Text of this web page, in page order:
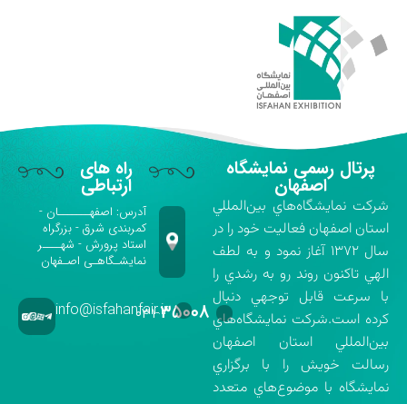
پرتال رسمی نمایشگاه
اصفهان
شركت نمايشگاه‌هاي بين‌المللي
استان اصفهان فعاليت خود را در
سال ۱۳۷۲ آغاز نمود و به لطف
الهي تاكنون روند رو به رشدي را
با سرعت قابل توجهي دنبال
كرده است.شركت نمايشگاه‌هاي
بين‌المللي استان اصفهان
رسالت خويش را با برگزاري
نمايشگاه با موضوع‌هاي متعدد
راه های
ارتباطی
آدرس: اصفهـــــــان -
کمربندی شرق - بزرگراه
استاد پرورش - شهــــر
نمایشـگاهـی اصـفهان
۰۳۱-۳۵۰۰۸info@isfahanfair.ir